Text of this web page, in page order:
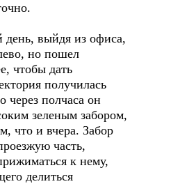
выйдя из офиса,
но пошел
чтобы дать
получилась
через полчаса он
зеленым забором,
что и вчера. Забор
часть,
к нему,
делиться